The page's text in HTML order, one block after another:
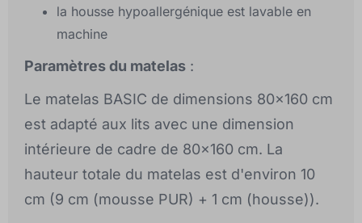
la housse hypoallergénique est lavable en
machine
Paramètres du matelas :
Le matelas BASIC de dimensions 80x160 cm
est adapté aux lits avec une dimension
intérieure de cadre de 80x160 cm. La
hauteur totale du matelas est d'environ 10
cm (9 cm (mousse PUR) + 1 cm (housse)).